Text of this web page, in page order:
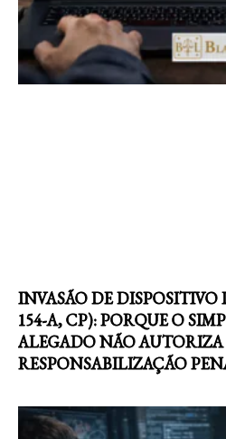
INVASÃO DE
154-A, CP): PORQUE O
ALEGADO NÃO AUTORIZA
RESPONSABILIZAÇÃO